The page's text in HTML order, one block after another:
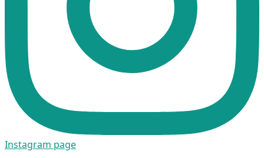
Instagram page